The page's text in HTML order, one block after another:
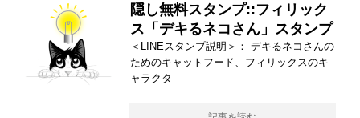
隠し無料スタンプ::フィリック
ス「デキるネコさん」スタンプ
＜LINEスタンプ説明＞： デキるネコさんの
ためのキャットフード、フィリックスのキ
ャラクタ